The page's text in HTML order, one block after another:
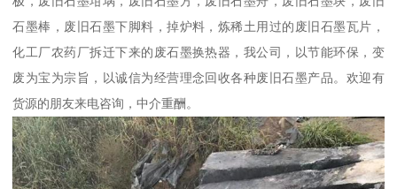
石墨棒，废旧石墨下脚料，掉炉料，炼稀土用过的废旧石墨瓦片，
化工厂农药厂拆迁下来的废石墨换热器，我公司，以节能环保，变
废为宝为宗旨，以诚信为经营理念回收各种废旧石墨产品。欢迎有
货源的朋友来电咨询，中介重酬。